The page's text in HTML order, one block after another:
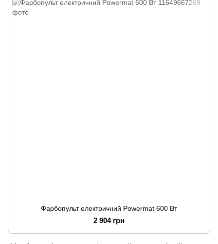
Фарбопульт електричний Powermat 600 Вт
2 904 грн